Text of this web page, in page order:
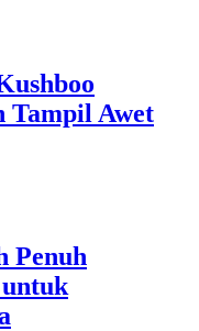
Tampil Awet
Penuh